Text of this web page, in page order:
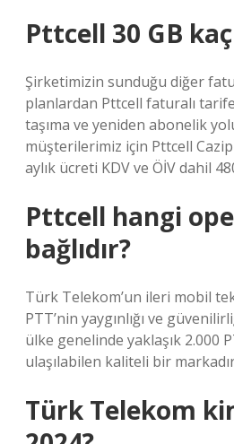
Pttcell 30 GB
Şirketimizin sunduğu diğer
planlardan Pttcell faturalı
taşıma ve yeniden abonelik
müşterilerimiz için Pttcell
aylık ücreti KDV ve ÖİV dahil
Pttcell hangi
bağlıdır?
Türk Telekom’un ileri mobil
PTT’nin yaygınlığı ve
ülke genelinde yaklaşık 2.000
ulaşılabilen kaliteli bir
Türk Telekom